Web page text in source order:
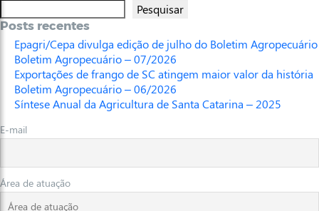
Pesquisar
Posts recentes
Epagri/Cepa divulga edição de julho do Boletim Agropecuário
Boletim Agropecuário – 07/2026
Exportações de frango de SC atingem maior valor da história
Boletim Agropecuário – 06/2026
Síntese Anual da Agricultura de Santa Catarina – 2025
E-mail
Área de atuação